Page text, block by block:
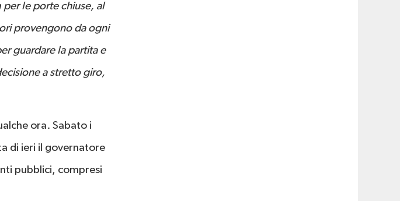
le porte chiuse, al
provengono da ogni
guardare la partita e
a stretto giro,
ora. Sabato i
di ieri il governatore
pubblici, compresi